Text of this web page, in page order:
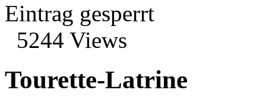
Eintrag gesperrt
5244 Views
Tourette-Latrine